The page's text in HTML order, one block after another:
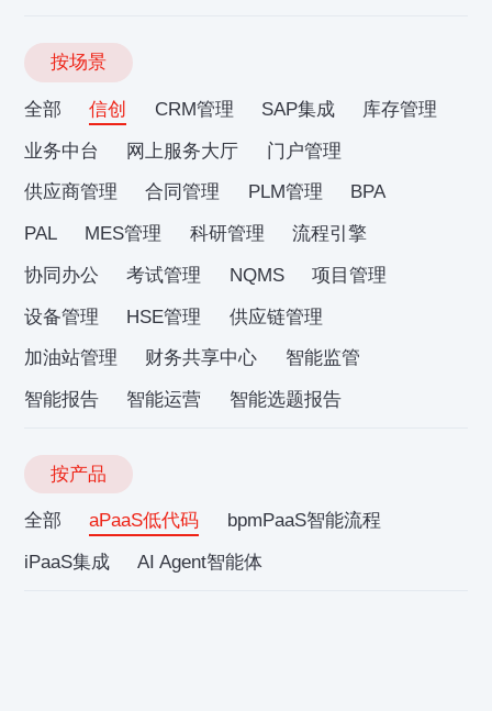
按场景
全部 信创 CRM管理 SAP集成
库存管理
业务中台
网上服务大厅
门户管理
供应商管理
合同管理 PLM管理
BPA
PAL
MES管理 科研管理
流程引擎
协同办公
考试管理 NQMS
项目管理
设备管理
HSE管理
供应链管理
加油站管理
财务共享中心
智能监管
智能报告
智能运营 智能选题报告
按产品
全部 aPaaS低代码
bpmPaaS智能流程
iPaaS集成
AI Agent智能体